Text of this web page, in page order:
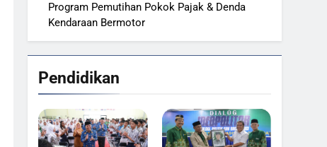
Program Pemutihan Pokok Pajak & Denda
Kendaraan Bermotor
Pendidikan